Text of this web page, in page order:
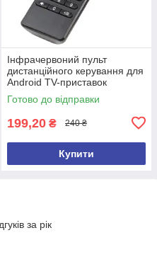
Інфрачервоний пульт
дистанційного керування для
Android TV-приставок
Готово до відправки
199,20 ₴ 240 ₴
Купити
за рік